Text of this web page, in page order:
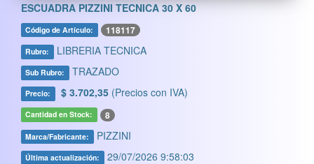
ESCUADRA PIZZINI TECNICA 30 X 60
Código de Artículo: 118117
Rubro: LIBRERIA TECNICA
Sub Rubro: TRAZADO
Precio: $ 3.702,35 (Precios con IVA)
Cantidad en Stock: 8
Marca/Fabricante: PIZZINI
Última actualización: 29/07/2026 9:58:03